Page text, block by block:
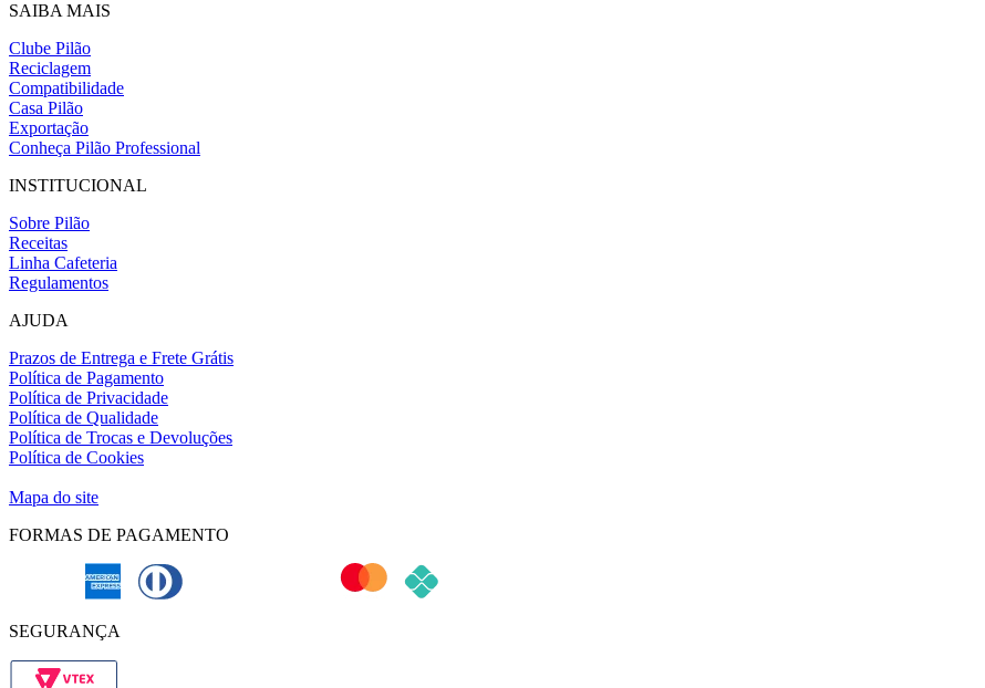
SAIBA MAIS
Clube Pilão
Reciclagem
Compatibilidade
Casa Pilão
Exportação
Conheça Pilão Professional
INSTITUCIONAL
Sobre Pilão
Receitas
Linha Cafeteria
Regulamentos
AJUDA
Prazos de Entrega e Frete Grátis
Política de Pagamento
Política de Privacidade
Política de Qualidade
Política de Trocas e Devoluções
Política de Cookies
Mapa do site
FORMAS DE PAGAMENTO
SEGURANÇA